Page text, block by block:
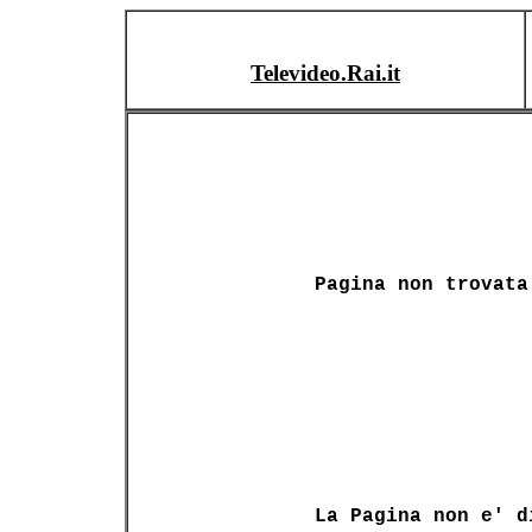
Televideo.Rai.it
Pagina non trovata
La Pagina non e'